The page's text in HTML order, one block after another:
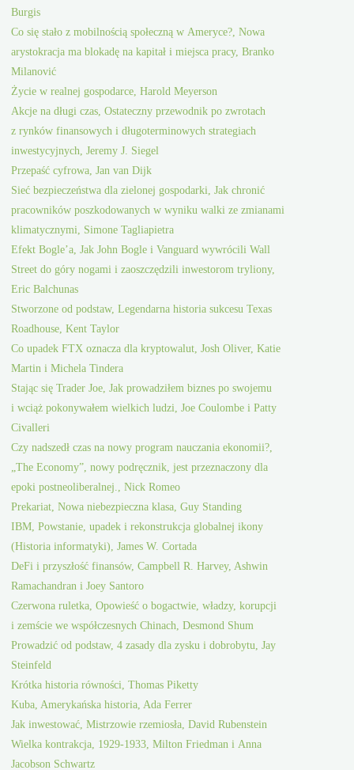
Burgis
Co się stało z mobilnością społeczną w Ameryce?, Nowa
arystokracja ma blokadę na kapitał i miejsca pracy, Branko
Milanović
Życie w realnej gospodarce, Harold Meyerson
Akcje na długi czas, Ostateczny przewodnik po zwrotach
z rynków finansowych i długoterminowych strategiach
inwestycyjnych, Jeremy J. Siegel
Przepaść cyfrowa, Jan van Dijk
Sieć bezpieczeństwa dla zielonej gospodarki, Jak chronić
pracowników poszkodowanych w wyniku walki ze zmianami
klimatycznymi, Simone Tagliapietra
Efekt Bogle’a, Jak John Bogle i Vanguard wywrócili Wall
Street do góry nogami i zaoszczędzili inwestorom tryliony,
Eric Balchunas
Stworzone od podstaw, Legendarna historia sukcesu Texas
Roadhouse, Kent Taylor
Co upadek FTX oznacza dla kryptowalut, Josh Oliver, Katie
Martin i Michela Tindera
Stając się Trader Joe, Jak prowadziłem biznes po swojemu
i wciąż pokonywałem wielkich ludzi, Joe Coulombe i Patty
Civalleri
Czy nadszedł czas na nowy program nauczania ekonomii?,
„The Economy”, nowy podręcznik, jest przeznaczony dla
epoki postneoliberalnej., Nick Romeo
Prekariat, Nowa niebezpieczna klasa, Guy Standing
IBM, Powstanie, upadek i rekonstrukcja globalnej ikony
(Historia informatyki), James W. Cortada
DeFi i przyszłość finansów, Campbell R. Harvey, Ashwin
Ramachandran i Joey Santoro
Czerwona ruletka, Opowieść o bogactwie, władzy, korupcji
i zemście we współczesnych Chinach, Desmond Shum
Prowadzić od podstaw, 4 zasady dla zysku i dobrobytu, Jay
Steinfeld
Krótka historia równości, Thomas Piketty
Kuba, Amerykańska historia, Ada Ferrer
Jak inwestować, Mistrzowie rzemiosła, David Rubenstein
Wielka kontrakcja, 1929-1933, Milton Friedman i Anna
Jacobson Schwartz